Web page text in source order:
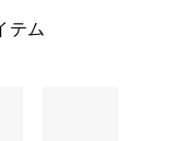
テム